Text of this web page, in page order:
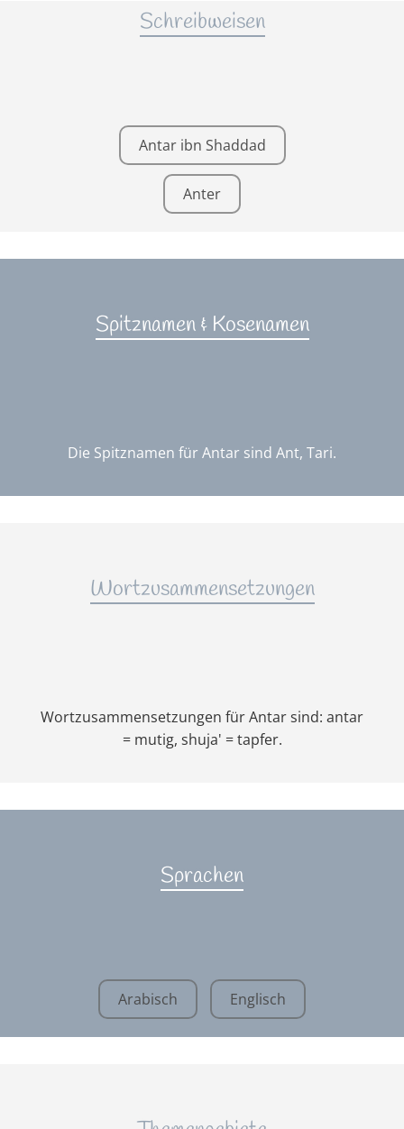
Schreibweisen
Antar ibn Shaddad
Anter
Spitznamen & Kosenamen
Die Spitznamen für Antar sind Ant, Tari.
Wortzusammensetzungen
Wortzusammensetzungen für Antar sind: antar
= mutig, shuja' = tapfer.
Sprachen
Arabisch Englisch